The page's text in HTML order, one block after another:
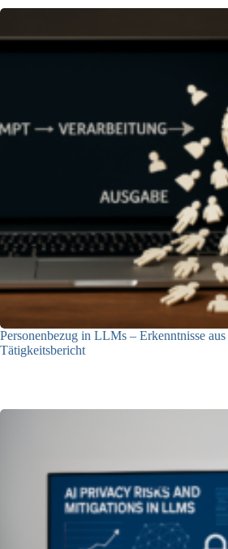
Personenbezug in LLMs – Erkenntnisse
Tätigkeitsbericht